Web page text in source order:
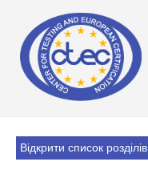
Відкрити список розділів